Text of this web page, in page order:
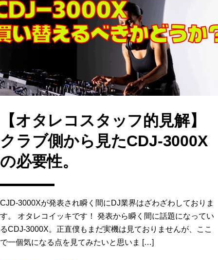
【オタレコスタッフ的見解】
クラブ側から見たCDJ-3000X
の必要性。
CJD-3000Xが発表され瞬く間にDJ業界はざわざわしておりま
す。 オタレコイッキです！ 発表から瞬く間に話題になってい
るCDJ-3000X。正直僕もまだ実機は見ておりませんが、ここ
で一個気になる点を見てみたいと思いま […]